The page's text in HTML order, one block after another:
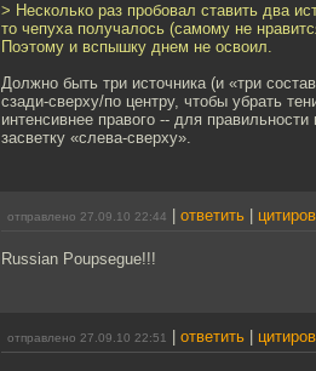
> Несколько раз пробовал ставить два
то чепуха получалось (самому не
Поэтому и вспышку днем не освоил.
Должно быть три источника (и «три
сзади-сверху/по центру, чтобы убрать
интенсивнее правого -- для
засветку «слева-сверху».
отправлено 27.09.10 22:44 ответить
Russian Poupsegue!!!
отправлено 27.09.10 22:51 ответить